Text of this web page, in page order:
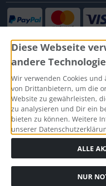
Social Media
Diese Webseite
andere
Wir verwenden Cookies
von Drittanbietern, um die
Website zu gewährleisten,
zu analysieren und Dir ein
bieten zu können. Weitere
unserer
ALLE
NUR